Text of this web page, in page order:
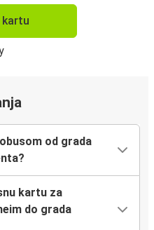
od grada
kartu za
do grada